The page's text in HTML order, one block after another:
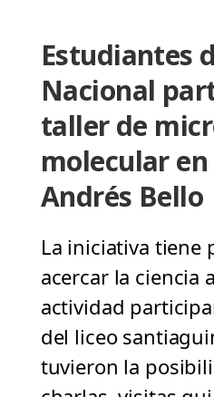
Estudiantes
Nacional
taller de
molecular en
Andrés Bello
La iniciativa tiene
acercar la ciencia
actividad
del liceo
tuvieron la